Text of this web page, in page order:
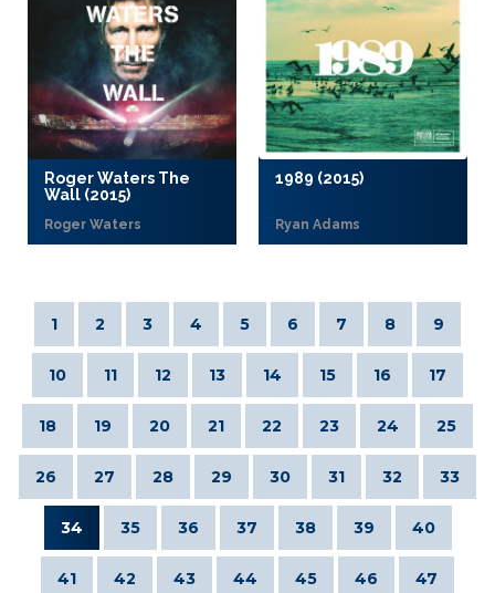
Roger Waters The
Wall (2015)
Roger Waters
1989 (2015)
Ryan Adams
1 2 3 4 5 6 7 8 9
10 11 12 13 14 15 16 17
18 19 20 21 22 23 24 25
26 27 28 29 30 31 32 33
34 35 36 37 38 39 40
41 42 43 44 45 46 47